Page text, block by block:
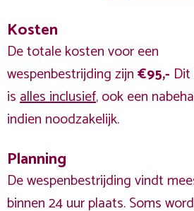
Kosten
De totale kosten voor een
wespenbestrijding zijn€95,-
isalles inclusief, ook een
indien noodzakelijk.
Planning
De wespenbestrijding vindt
binnen 24 uur plaats. Soms